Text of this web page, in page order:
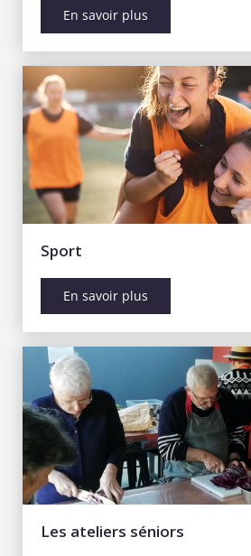
En savoir plus
Sport
En savoir plus
Les ateliers séniors